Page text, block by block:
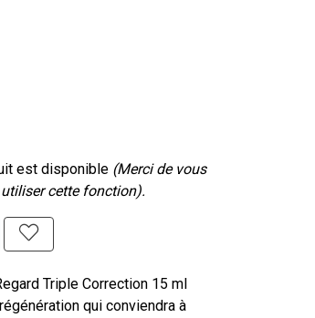
est disponible (Merci de vous
cette fonction).
Triple Correction 15 ml
qui conviendra à